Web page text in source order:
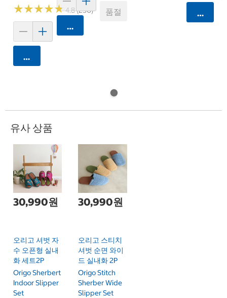
★★★★★
★★★★★4.8 (250)
카트에 담기
카트에 담기
품절 카트에
유사 상품
30,990원
오리고 셔벗 자
수 오픈형 실내
화 세트2P
Origo Sherbert
Indoor Slipper
Set
30,990원
오리고 스티치
셔벗 순면 와이
드 실내화 2P
Origo Stitch
Sherber Wide
Slipper Set